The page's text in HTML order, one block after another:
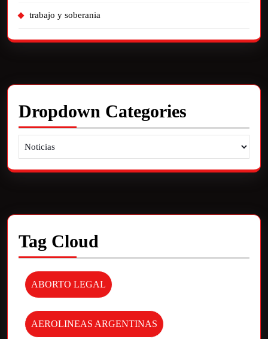
trabajo y soberania
Dropdown Categories
Tag Cloud
ABORTO LEGAL
AEROLINEAS ARGENTINAS